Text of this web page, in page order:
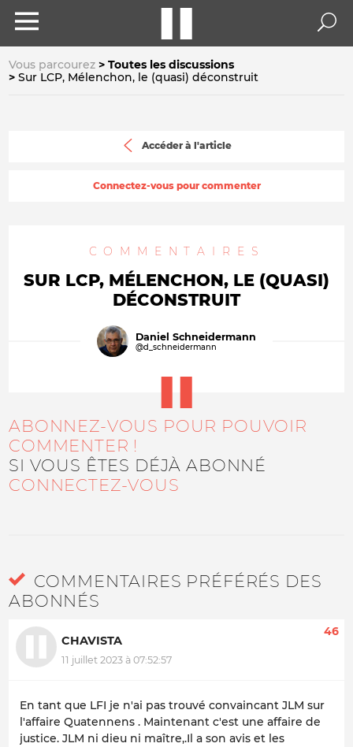
Vous parcourez
Toutes les discussions
Sur LCP, Mélenchon, le (quasi) déconstruit
Accéder à l'article
Connectez-vous pour commenter
COMMENTAIRES
SUR LCP, MÉLENCHON, LE (QUASI)
DÉCONSTRUIT
Daniel Schneidermann
@d_schneidermann
ABONNEZ-VOUS POUR POUVOIR
COMMENTER !
SI VOUS ÊTES DÉJÀ ABONNÉ
CONNECTEZ-VOUS
COMMENTAIRES PRÉFÉRÉS DES
ABONNÉS
CHAVISTA
11 juillet 2023 à 07:52:57
46
En tant que LFI je n'ai pas trouvé convaincant JLM sur
l'affaire Quatennens . Maintenant c'est une affaire de
justice. JLM ni dieu ni maître,.Il a son avis et les